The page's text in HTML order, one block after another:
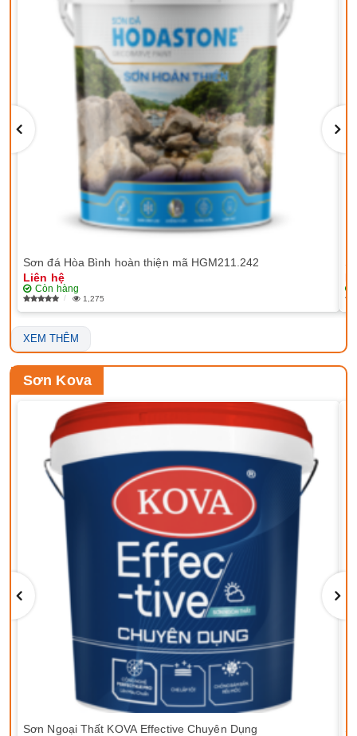
Sơn đá Hòa Bình hoàn thiện mã HGM211.242
Liên hệ
Còn hàng
1,275
XEM THÊM
Sơn Kova
Sơn Ngoại Thất KOVA Effective Chuyên Dụng